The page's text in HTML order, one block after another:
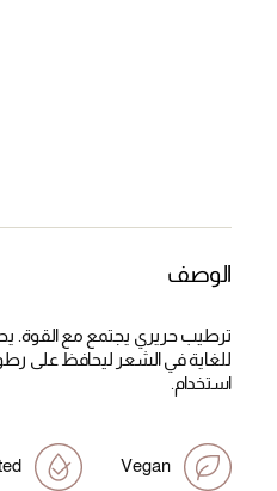
الوصف
ترطيب حريري يجتمع مع القوة.
للغاية في الشعر ليحافظ على
استخدام.
Vegan